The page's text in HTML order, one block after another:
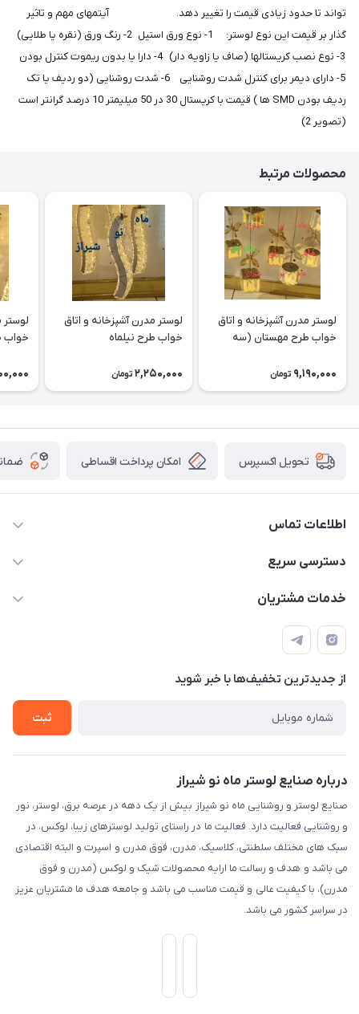
تواند تا حدود زیادی قیمت را تغییر دهد. آیتمهای مهم و تاثیر
گذار بر قیمت این نوع لوستر: 1- نوع ورق استیل 2- رنگ ورق (نقره یا طلایی)
3- نوع نصب کریستالها (صاف یا زاویه دار) 4- دارا یا بدون ریموت کنترل بودن
5- دارای دیمر برای کنترل شدت روشنایی 6- شدت روشنایی (دو ردیف یا تک
ردیف بودن SMD ها ) قیمت با کریستال 30 در 50 میلیمتر 10 درصد گرانتر است
(تصویر 2)
محصولات مرتبط
لوستر مدرن آشپزخانه و اتاق
خواب طرح مهستان (سه
9,190,000 تومان
لوستر مدرن آشپزخانه و اتاق
خواب طرح نیلماه
2,250,000 تومان
لوستر
خواب
تحویل اکسپرس امکان پرداخت اقساطی
اطلاعات تماس
09171115348
طبقه همکف واحد 131
دسترسی سریع
مجله فروشگاه
درباره ما
تماس با ما
خدمات مشتریان
قوانین و مقررات
حریم خصوصی
راهنما
از جدید‌ترین تخفیف‌ها با‌ خبر شوید
ثبت
درباره صنایع لوستر ماه نو شیراز
صنایع لوستر و روشنایی ماه نو شیراز بیش از یک دهه در عرصه برق، لوستر، نور
و روشنایی فعالیت دارد. فعالیت ما در راستای تولید لوسترهای زیبا، لوکس، در
سبک های مختلف سلطنتی، کلاسیک، مدرن، فوق مدرن و اسپرت و البته اقتصادی
می باشد و هدف و رسالت ما ارایه محصولات شیک و لوکس (مدرن و فوق
مدرن)، با کیفیت عالی و قیمت مناسب می باشد و جامعه هدف ما مشتریان عزیز
در سراسر کشور می باشد.